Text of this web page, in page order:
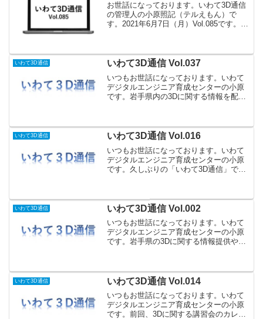
お世話になっております。いわて3D通信
の管理人の小原照記（テルえもん）で
す。2021年6月7日（月）Vol.085です。セ
構解析コース 20...
いわて3D通信 いわて3D通信 Vol.037
いつもお世話になっております。いわて
デジタルエンジニア育成センターの小原
です。岩手県内の3Dに関する情報を配信
ナーのレポート...
いわて3D通信 いわて3D通信 Vol.016
いつもお世話になっております。いわて
デジタルエンジニア育成センターの小原
です。久しぶりの「いわて3D通信」で
ターンシップ受け入れ（セミナーレポー
トNo.010）10月4...
いわて3D通信 いわて3D通信 Vol.002
いつもお世話になっております。いわて
デジタルエンジニア育成センターの小原
です。岩手県の3Dに関する情報提供や3D
す。今回の内容は以下のとおりです。
（1）iPhone、...
いわて3D通信 いわて3D通信 Vol.014
いつもお世話になっております。いわて
デジタルエンジニア育成センターの小原
です。前回、3Dに関する講習会のカレン